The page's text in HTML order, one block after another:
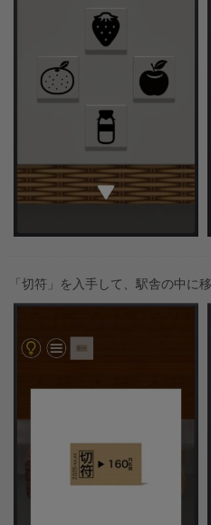
「切符」を入手して、駅舎の中に移